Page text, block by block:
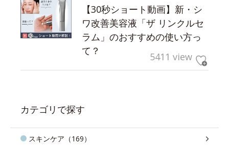
【30秒ショート動画】新・シ
ワ改善美容液「ザ リンクルセ
ラム」のおすすめの使い方っ
て？
5411 view
カテゴリで探す
スキンケア（169）